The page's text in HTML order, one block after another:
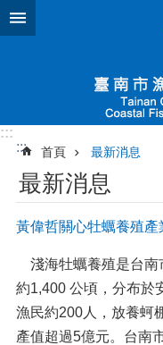
跳到主要內容區塊
:::
:::
首頁 最新消息
最新消息
黃偉哲關心牡蠣養殖
淺海牡蠣養殖是台南
約1,400 公頃，分布於
漁民約200人，放養蚵
產值超過5億元。台南